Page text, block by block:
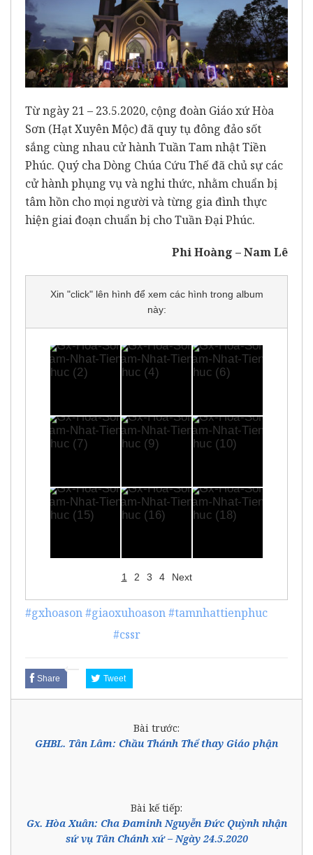
Từ ngày 21 – 23.5.2020, cộng đoàn Giáo xứ Hòa
Sơn (Hạt Xuyên Mộc) đã quy tụ đông đảo sốt
sắng cùng nhau cử hành Tuần Tam nhật Tiền
Phúc. Quý cha Dòng Chúa Cứu Thế đã chủ sự các
cử hành phụng vụ và nghi thức, nhằm chuẩn bị
tâm hồn cho mọi người và từng gia đình thực
hiện giai đoạn chuẩn bị cho Tuần Đại Phúc.
Phi Hoàng – Nam Lê
Xin "click" lên hình để xem các hình trong album
này:
1 2 3 4 Next
#gxhoason#giaoxuhoason#tamnhattienphuc
#cssr
Share Tweet
Bài trước:
GHBL. Tân Lâm: Chầu Thánh Thể thay Giáo phận
Bài kế tiếp:
Gx. Hòa Xuân: Cha Đaminh Nguyễn Đức Quỳnh nhận
sứ vụ Tân Chánh xứ – Ngày 24.5.2020